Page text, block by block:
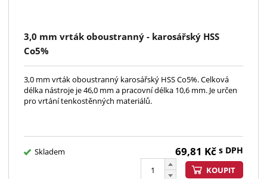
3,0 mm vrták oboustranný - karosářský HSS
Co5%
3,0 mm vrták oboustranný karosářský HSS Co5%. Celková
délka nástroje je 46,0 mm a pracovní délka 10,6 mm. Je určen
pro vrtání tenkostěnných materiálů.
Skladem 69,81 Kč s DPH
KOUPIT